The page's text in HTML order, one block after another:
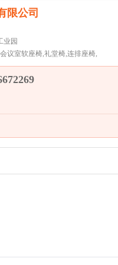
限公司
业园
议室软座椅,礼堂椅,连排座椅,